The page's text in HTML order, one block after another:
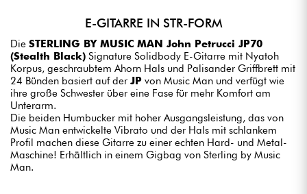
E-GITARRE IN STR-FORM
Die STERLING BY MUSIC MAN John Petrucci JP70
(Stealth Black) Signature Solidbody E-Gitarre mit Nyatoh
Korpus, geschraubtem Ahorn Hals und Palisander Griffbrett mit
24 Bünden basiert auf der JP von Music Man und verfügt wie
ihre große Schwester über eine Fase für mehr Komfort am
Unterarm.
Die beiden Humbucker mit hoher Ausgangsleistung, das von
Music Man entwickelte Vibrato und der Hals mit schlankem
Profil machen diese Gitarre zu einer echten Hard- und Metal-
Maschine! Erhältlich in einem Gigbag von Sterling by Music
Man.